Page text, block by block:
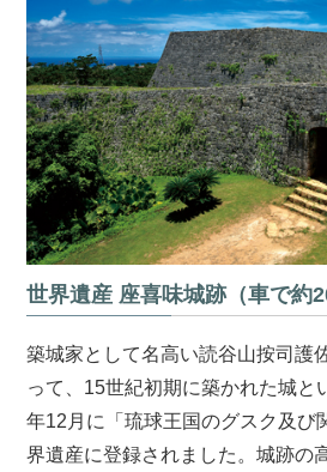
世界遺産 座喜味城跡（車で約
築城家として名高い読谷山按司護
って、15世紀初期に築かれた城と
年12月に「琉球王国のグスク及び
界遺産に登録されました。城跡の